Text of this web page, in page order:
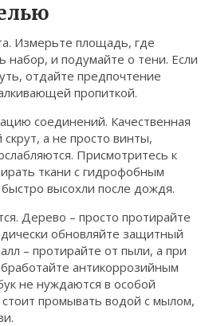
Измерьте площадь, где
набор, и подумайте о тени. Если
отдайте предпочтение
пропиткой.
соединений. Качественная
а не просто винты,
Присмотритесь к
ткани с гидрофобным
высохли после дождя.
Дерево – просто протирайте
обновляйте защитный
– протирайте от пыли, а при
антикоррозийным
не нуждаются в особой
промывать водой с мылом,